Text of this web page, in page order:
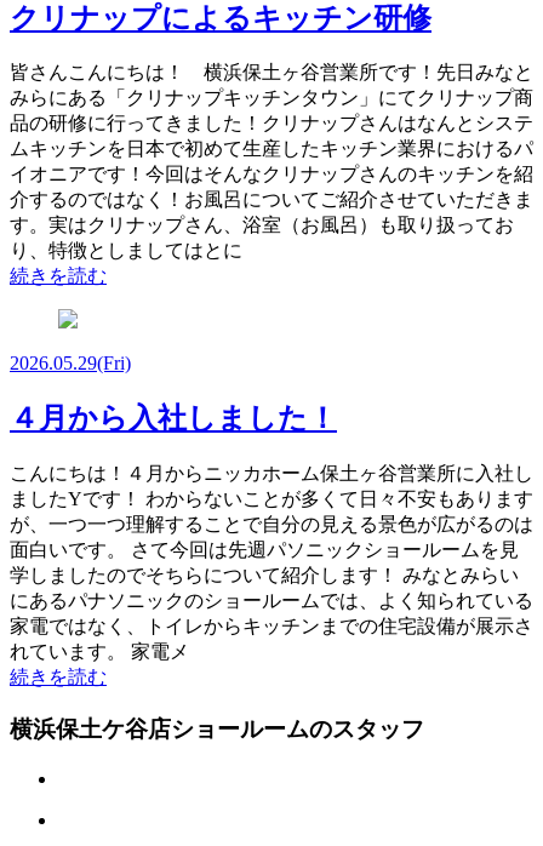
クリナップによるキッチン研修
皆さんこんにちは！ 横浜保土ヶ谷営業所です！先日みなと
みらにある「クリナップキッチンタウン」にてクリナップ商
品の研修に行ってきました！クリナップさんはなんとシステ
ムキッチンを日本で初めて生産したキッチン業界におけるパ
イオニアです！今回はそんなクリナップさんのキッチンを紹
介するのではなく！お風呂についてご紹介させていただきま
す。実はクリナップさん、浴室（お風呂）も取り扱ってお
り、特徴としましてはとに
続きを読む
2026.05.29(Fri)
４月から入社しました！
こんにちは！４月からニッカホーム保土ヶ谷営業所に入社し
ましたYです！ わからないことが多くて日々不安もあります
が、一つ一つ理解することで自分の見える景色が広がるのは
面白いです。 さて今回は先週パソニックショールームを見
学しましたのでそちらについて紹介します！ みなとみらい
にあるパナソニックのショールームでは、よく知られている
家電ではなく、トイレからキッチンまでの住宅設備が展示さ
れています。 家電メ
続きを読む
横浜保土ケ谷店ショールームのスタッフ